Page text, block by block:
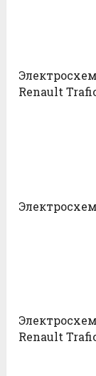
Renault
Renault